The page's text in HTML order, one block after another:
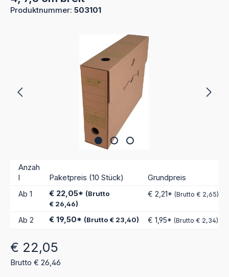
Produktnummer: 503101
Anzah
l
Paketpreis (10 Stück) Grundpreis
Ab 1 € 22,05* (Brutto
€ 26,46)
€ 2,21* (Brutto € 2,65)
Ab 2 € 19,50* (Brutto € 23,40) € 1,95* (Brutto € 2,34)
Regulärer Preis:
€ 22,05
Brutto € 26,46